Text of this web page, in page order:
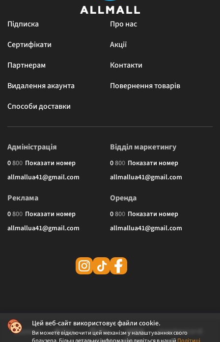
Цей веб-сайт використовує файли cookie.
Ви можете відключити цей механізм у налаштуваннях свого
Підписка
Про нас
Сертифікати
Акції
Партнерам
Контакти
Видалення акаунта
Повернення товарів
Способи доставки
Адміністрація
0800 Показати номер
allmallua41@gmail.com
Відділ маркетингу
0800 Показати номер
allmallua41@gmail.com
Реклама
0800 Показати номер
allmallua41@gmail.com
Оренда
0800 Показати номер
allmallua41@gmail.com